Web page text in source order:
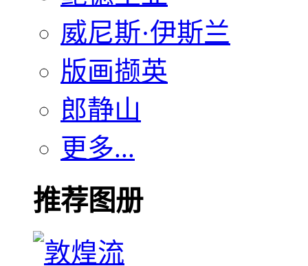
威尼斯·伊斯兰
版画撷英
郎静山
更多...
推荐图册